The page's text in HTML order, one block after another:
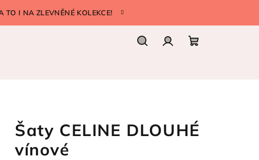
TO I NA ZLEVNĚNÉ KOLEKCE!
Šaty CELINE DLOUHÉ
vínové